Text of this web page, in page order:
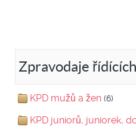
Zpravodaje
KPD mužů a žen (6)
KPD juniorů, juniorek,